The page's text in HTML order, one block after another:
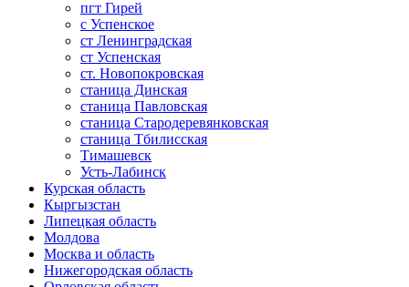
пгт Гирей
с Успенское
ст Ленинградская
ст Успенская
ст. Новопокровская
станица Динская
станица Павловская
станица Стародеревянковская
станица Тбилисская
Тимашевск
Усть-Лабинск
Курская область
Кыргызстан
Липецкая область
Молдова
Москва и область
Нижегородская область